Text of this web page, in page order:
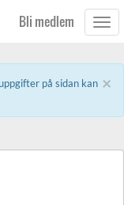
Bli medlem
×
på sidan kan